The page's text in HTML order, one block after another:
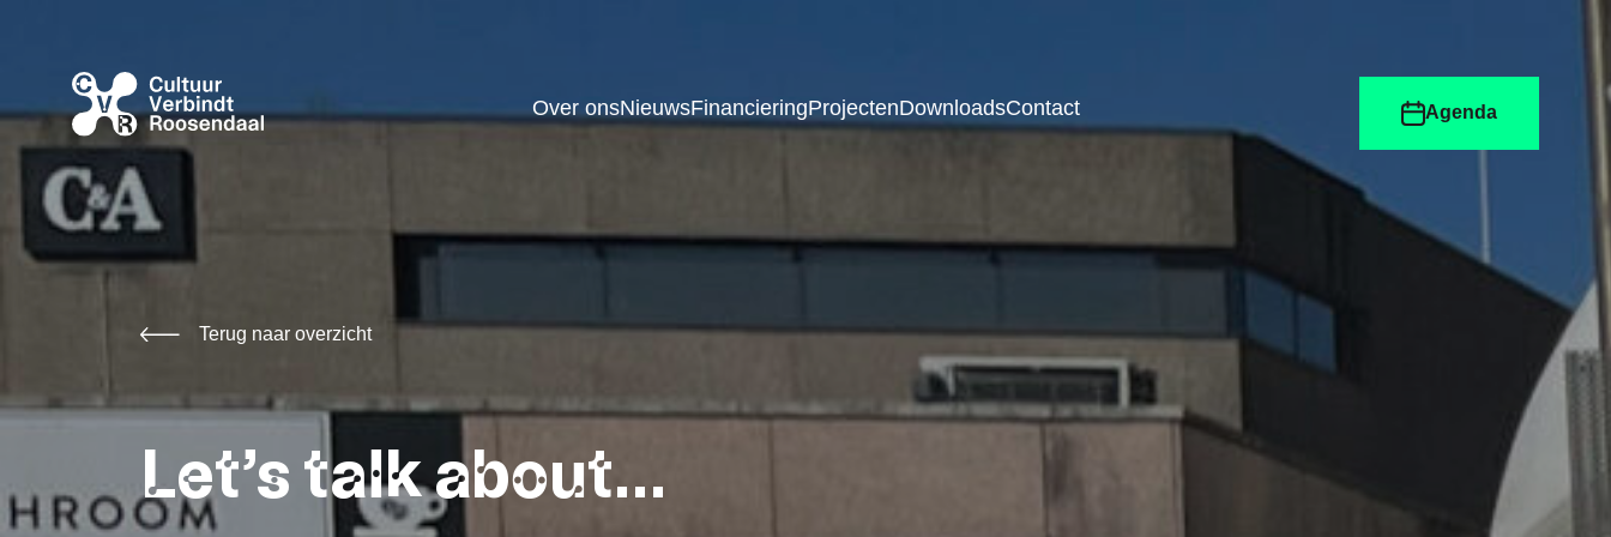
Over onsNieuwsFinancieringProjectenDownloadsContact Agenda
Terug naar overzicht
Let’s talk about…